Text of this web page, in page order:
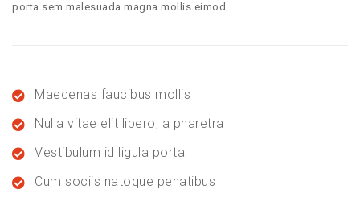
porta sem malesuada magna mollis eimod.
Maecenas faucibus mollis
Nulla vitae elit libero, a pharetra
Vestibulum id ligula porta
Cum sociis natoque penatibus